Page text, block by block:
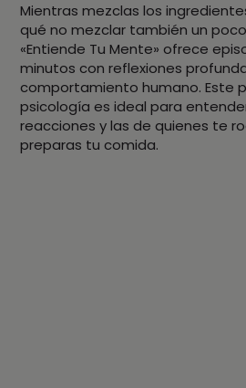
Mientras mezclas los
qué no mezclar también un
«Entiende Tu Mente» ofrece
minutos con reflexiones
comportamiento humano. Este
psicología es ideal para
reacciones y las de quienes te
preparas tu comida.